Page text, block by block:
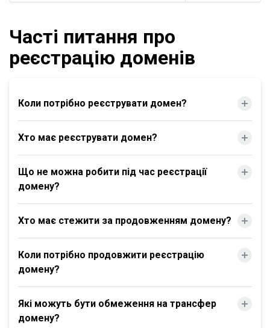
Часті питання про
реєстрацію доменів
Коли потрібно реєструвати домен?
Хто має реєструвати домен?
Що не можна робити під час реєстрації
домену?
Хто має стежити за продовженням домену?
Коли потрібно продовжити реєстрацію
домену?
Які можуть бути обмеження на трансфер
домену?